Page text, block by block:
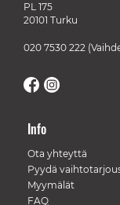
PL 175
20101 Turku
020 7530 222
Info
Ota yhteyttä
Pyydä
Myymälät
FAQ